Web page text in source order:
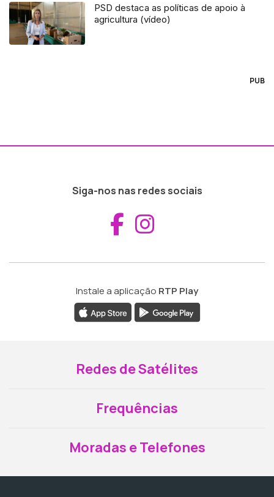
PSD destaca as políticas de apoio à
agricultura (vídeo)
PUB
Siga-nos nas redes sociais
Aceder ao
Instale a aplicação RTP Play
Redes de Satélites
Frequências
Moradas e Telefones